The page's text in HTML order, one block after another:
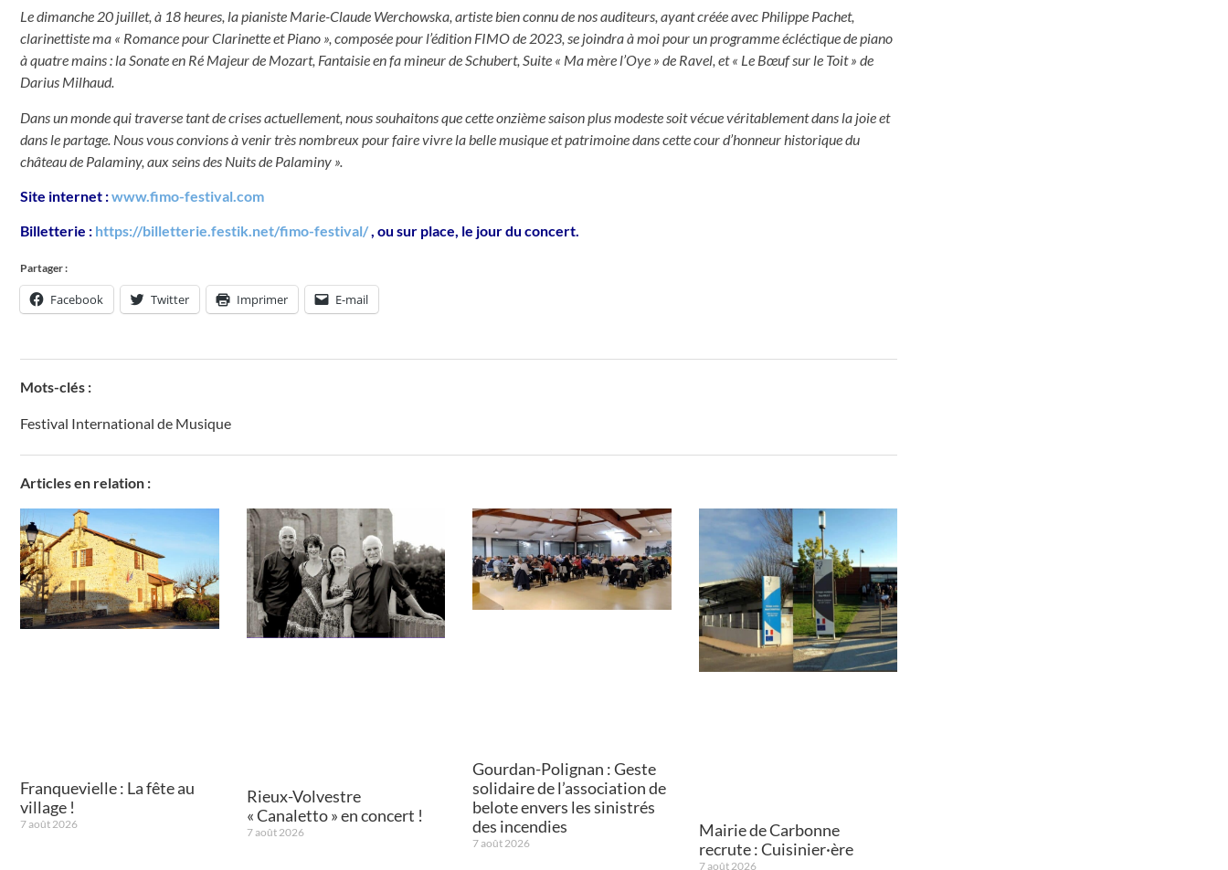
Le dimanche 20 juillet, à 18 heures, la pianiste Marie-Claude Werchowska, artiste bien connu de nos auditeurs, ayant créée avec Philippe Pachet,
clarinettiste ma « Romance pour Clarinette et Piano », composée pour l’édition FIMO de 2023, se joindra à moi pour un programme écléctique de piano
à quatre mains : la Sonate en Ré Majeur de Mozart, Fantaisie en fa mineur de Schubert, Suite « Ma mère l’Oye » de Ravel, et « Le Bœuf sur le Toit » de
Darius Milhaud.
Dans un monde qui traverse tant de crises actuellement, nous souhaitons que cette onzième saison plus modeste soit vécue véritablement dans la joie et
dans le partage. Nous vous convions à venir très nombreux pour faire vivre la belle musique et patrimoine dans cette cour d’honneur historique du
château de Palaminy, aux seins des Nuits de Palaminy ».
Site internet :www.fimo-festival.com
Billetterie : https://billetterie.festik.net/fimo-festival/, ou sur place, le jour du concert.
Partager :
Facebook Twitter Imprimer E-mail
Mots-clés :
Festival International de Musique
Articles en relation :
Franquevielle : La fête au
village !
7 août 2026
Rieux-Volvestre
« Canaletto » en concert !
7 août 2026
Gourdan-Polignan : Geste
solidaire de l’association de
belote envers les sinistrés
des incendies
7 août 2026
Mairie de Carbonne
recrute : Cuisinier·ère
7 août 2026